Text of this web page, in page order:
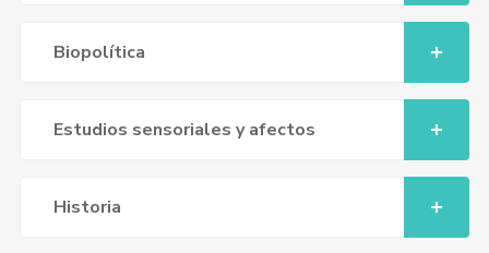
Biopolítica
Estudios sensoriales y afectos
Historia